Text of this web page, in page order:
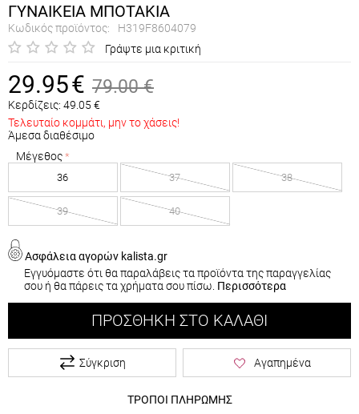
ΓΥΝΑΙΚΕΙΑ ΜΠΟΤΑΚΙΑ
Κωδικός προϊόντος:
H319F8604079
Γράψτε μια κριτική
29.95€ 79.00 €
Κερδίζεις: 49.05 €
Τελευταίο κομμάτι, μην το χάσεις!
Άμεσα διαθέσιμο
Μέγεθος
36 37 38
39 40
Ασφάλεια αγορών kalista.gr
Εγγυόμαστε ότι θα παραλάβεις τα προϊόντα της παραγγελίας
σου ή θα πάρεις τα χρήματα σου πίσω. Περισσότερα
ΠΡΟΣΘΉΚΗ ΣΤΟ ΚΑΛΆΘΙ
Σύγκριση Αγαπημένα
ΤΡΟΠΟΙ ΠΛΗΡΩΜΗΣ